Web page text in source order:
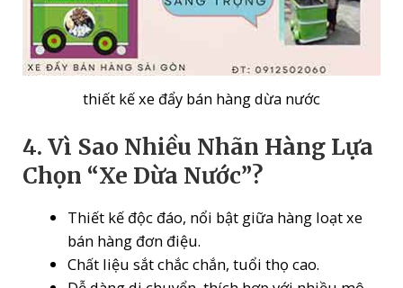
thiết kế xe đẩy bán hàng dừa nước
4. Vì Sao Nhiều Nhãn Hàng Lựa
Chọn “Xe Dừa Nước”?
Thiết kế độc đáo, nổi bật giữa hàng loạt xe
bán hàng đơn điệu.
Chất liệu sắt chắc chắn, tuổi thọ cao.